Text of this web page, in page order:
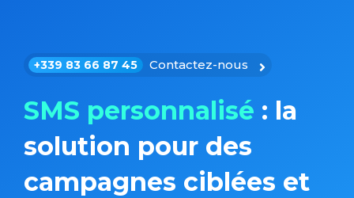
+339 83 66 87 45 Contactez-nous
SMS personnalisé : la
solution pour des
campagnes ciblées et